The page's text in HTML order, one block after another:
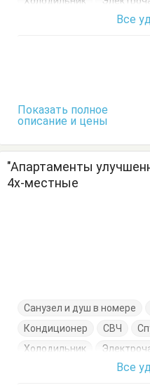
Кровать двуспальнаяВсе
Показать полное
описание и цены
"Апартаменты
4х-местные
Санузел и душ в номере
Кондиционер
СВЧ
Холодильник
Кровать двуспальнаяВсе